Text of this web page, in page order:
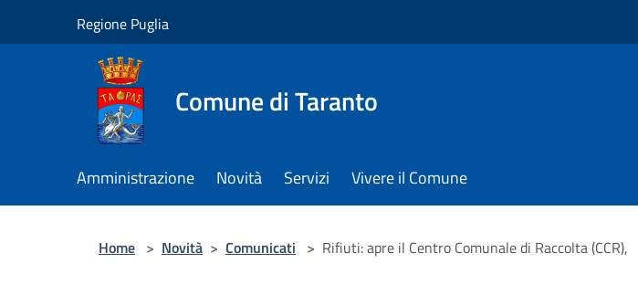
Regione Puglia
Comune di Taranto
Amministrazione Novità Servizi Vivere il Comune
Home > Novità > Comunicati > Rifiuti: apre il Centro Comunale di Raccolta (CCR),